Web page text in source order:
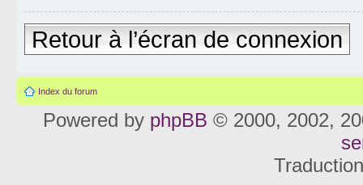
Retour à l’écran de connexion
Index du forum
Powered by phpBB © 2000, 2002,